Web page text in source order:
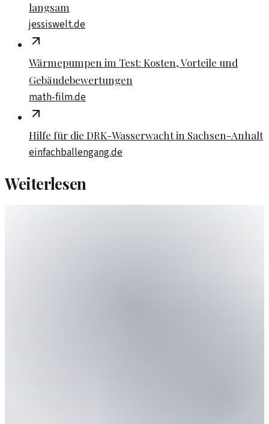
langsam
jessiswelt.de
Wärmepumpen im Test: Kosten, Vorteile und
Gebäudebewertungen
math-film.de
Hilfe für die DRK-Wasserwacht in Sachsen-Anhalt
einfachballengang.de
Weiterlesen